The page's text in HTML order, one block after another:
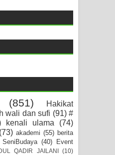
(851)
Hakikat
wali dan sufi (91) #
kenali ulama
(74)
(73) akademi (55) berita
SeniBudaya (40)
Event
QADIR JAILANI
(10)